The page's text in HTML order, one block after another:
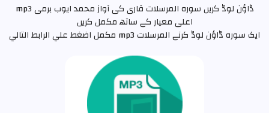
ڈاؤن لوڈ کریں سورہ المرسلات قاری کی آواز محمد ایوب برمی mp3
اعلی معیار کے ساتھ مکمل کریں
ایک سورہ ڈاؤن لوڈ کرنے المرسلات mp3 مکمل اضغط علي الرابط التالي